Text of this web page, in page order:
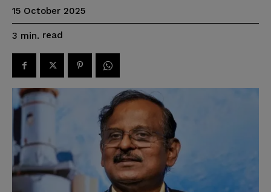
15 October 2025
3 min. read